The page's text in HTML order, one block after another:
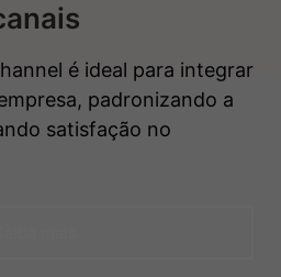
é ideal para integrar
padronizando a
satisfação no